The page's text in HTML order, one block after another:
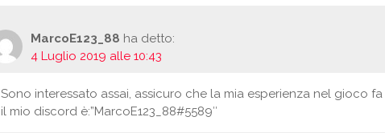
MarcoE123_88 ha detto:
4 Luglio 2019 alle 10:43
Sono interessato assai, assicuro che la mia esperienza nel gioco
il mio discord è:”MarcoE123_88#5589″